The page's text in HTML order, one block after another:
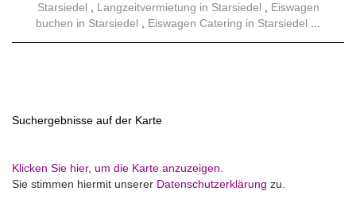
Starsiedel
Langzeitvermietung in Starsiedel
Eiswagen
buchen in Starsiedel
Eiswagen Catering in Starsiedel
Suchergebnisse auf der Karte
Klicken Sie hier, um die Karte anzuzeigen.
Sie stimmen hiermit unserer Datenschutzerklärung zu.